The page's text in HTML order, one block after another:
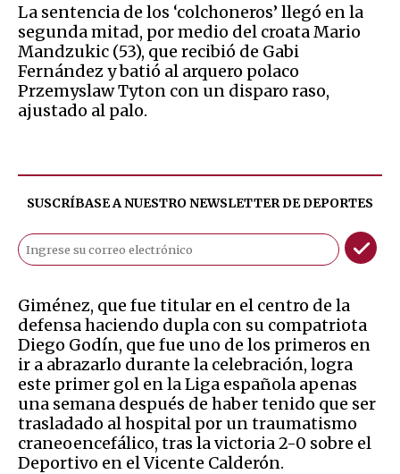
La sentencia de los ‘colchoneros’ llegó en la
segunda mitad, por medio del croata Mario
Mandzukic (53), que recibió de Gabi
Fernández y batió al arquero polaco
Przemyslaw Tyton con un disparo raso,
ajustado al palo.
SUSCRÍBASE A NUESTRO NEWSLETTER DEDEPORTES
Giménez, que fue titular en el centro de la
defensa haciendo dupla con su compatriota
Diego Godín, que fue uno de los primeros en
ir a abrazarlo durante la celebración, logra
este primer gol en la Liga española apenas
una semana después de haber tenido que ser
trasladado al hospital por un traumatismo
craneoencefálico, tras la victoria 2-0 sobre el
Deportivo en el Vicente Calderón.